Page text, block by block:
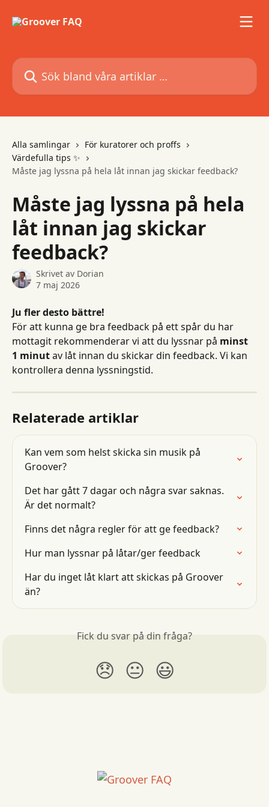
Sök bland våra artiklar …
Alla samlingar
För kuratorer och proffs
Värdefulla tips ✨
Måste jag lyssna på hela låt innan jag skickar feedback?
Måste jag lyssna på hela
låt innan jag skickar
feedback?
Skrivet av Dorian
7 maj 2026
Ju fler desto bättre!
För att kunna ge bra feedback på ett spår du har
mottagit rekommenderar vi att du lyssnar på minst
1 minut av låt innan du skickar din feedback. Vi kan
kontrollera denna lyssningstid.
Relaterade artiklar
Kan vem som helst skicka sin musik på
Groover?
Det har gått 7 dagar och några svar saknas.
Är det normalt?
Finns det några regler för att ge feedback?
Hur man lyssnar på låtar/ger feedback
Har du inget låt klart att skickas på Groover
än?
Fick du svar på din fråga?
😞 😐 😃